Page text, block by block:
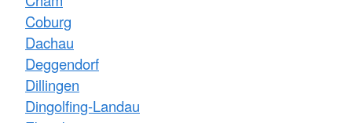
Coburg
Dachau
Deggendorf
Dillingen
Dingolfing-Landau